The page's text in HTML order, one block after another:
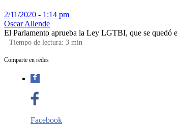
2/11/2020 - 1:14 pm
Oscar Allende
El Parlamento aprueba la Ley LGTBI, que se quedó
Tiempo de lectura: 3 min
Comparte en redes
Facebook